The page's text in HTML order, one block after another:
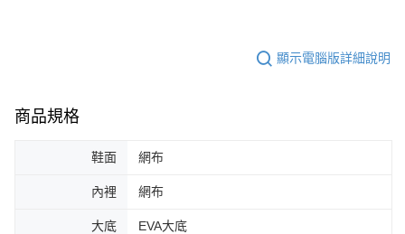
顯示電腦版詳細說明
商品規格
鞋面 網布
內裡 網布
大底 EVA大底